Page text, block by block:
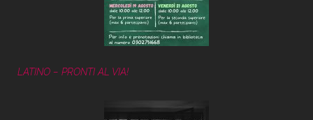
LATINO – PRONTI AL VIA!